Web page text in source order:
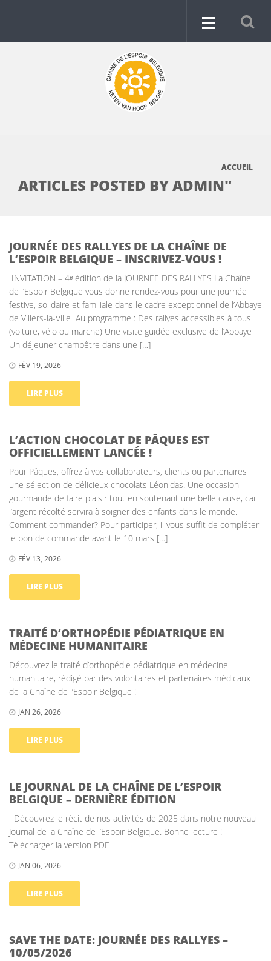
ACCUEIL
ARTICLES POSTED BY ADMIN"
JOURNÉE DES RALLYES DE LA CHAÎNE DE
L’ESPOIR BELGIQUE – INSCRIVEZ-VOUS !
INVITATION – 4ᵉ édition de la JOURNEE DES RALLYES La Chaîne
de l’Espoir Belgique vous donne rendez-vous pour une journée
festive, solidaire et familiale dans le cadre exceptionnel de l’Abbaye
de Villers-la-Ville Au programme : Des rallyes accessibles à tous
(voiture, vélo ou marche) Une visite guidée exclusive de l’Abbaye
Un déjeuner champêtre dans une […]
FÉV 19, 2026
LIRE PLUS
L’ACTION CHOCOLAT DE PÂQUES EST
OFFICIELLEMENT LANCÉE !
Pour Pâques, offrez à vos collaborateurs, clients ou partenaires
une sélection de délicieux chocolats Léonidas. Une occasion
gourmande de faire plaisir tout en soutenant une belle cause, car
l’argent récolté servira à soigner des enfants dans le monde.
Comment commander? Pour participer, il vous suffit de compléter
le bon de commande avant le 10 mars […]
FÉV 13, 2026
LIRE PLUS
TRAITÉ D’ORTHOPÉDIE PÉDIATRIQUE EN
MÉDECINE HUMANITAIRE
Découvrez le traité d’orthopédie pédiatrique en médecine
humanitaire, rédigé par des volontaires et partenaires médicaux
de la Chaîne de l’Espoir Belgique !
JAN 26, 2026
LIRE PLUS
LE JOURNAL DE LA CHAÎNE DE L’ESPOIR
BELGIQUE – DERNIÈRE ÉDITION
Découvrez le récit de nos activités de 2025 dans notre nouveau
Journal de la Chaîne de l’Espoir Belgique. Bonne lecture !
Télécharger la version PDF
JAN 06, 2026
LIRE PLUS
SAVE THE DATE: JOURNÉE DES RALLYES –
10/05/2026